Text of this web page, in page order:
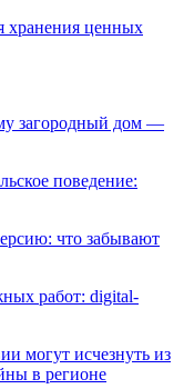
хранения ценных
загородный дом —
поведение:
что забывают
работ: digital-
могут исчезнуть из
в регионе